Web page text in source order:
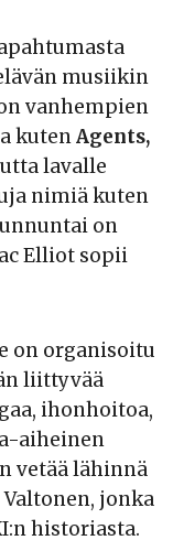
musiikin
vanhempien
kutenAgents,
lavalle
nimiä kuten
on
Elliot sopii
on organisoitu
liittyvää
ihonhoitoa,
aiheinen
vetää lähinnä
jonka
historiasta.